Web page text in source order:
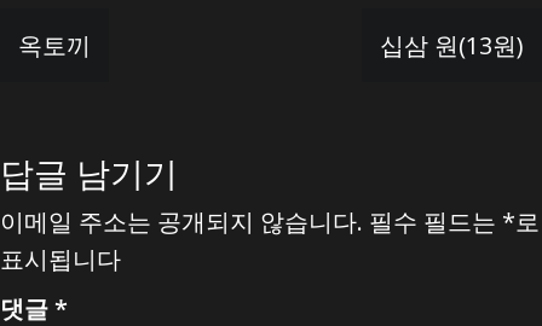
글
탐옥토끼 십삼 원(13원)
답글 남기기
이메일 주소는 공개되지 않습니다. 필수 필드는 *로
표시됩니다
댓글*